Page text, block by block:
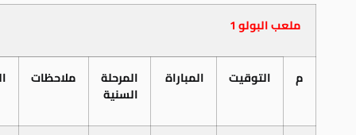
ملعب البولو 1
م التوقيت المباراة المرحلة
السنية
ملاحظات